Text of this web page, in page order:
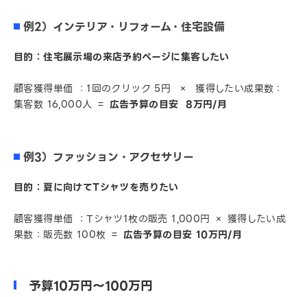
例2）インテリア・リフォーム・住宅設備
目的：住宅展示場の来店予約ページに集客したい
顧客獲得単価 ：1回のクリック 5円 × 獲得したい成果数：
集客数 16,000人 ＝ 広告予算の目安 8万円/月
例3）ファッション・アクセサリー
目的：夏に向けてTシャツを売りたい
顧客獲得単価 ：Tシャツ1枚の販売 1,000円 × 獲得したい成
果数：販売数 100枚 ＝ 広告予算の目安 10万円/月
予算10万円～100万円